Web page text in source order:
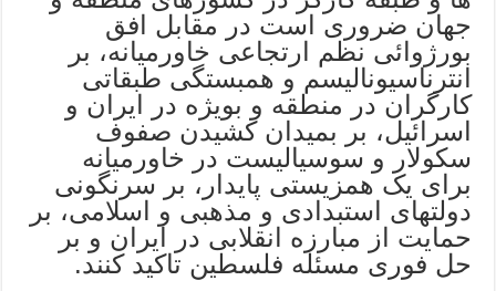
جهان ضروری است در مقابل افق
بورژوائی نظم ارتجاعی خاورمیانه، بر
انترناسیونالیسم و همبستگی طبقاتی
کارگران در منطقه و بویژه در ایران و
اسرائیل، بر بمیدان کشیدن صفوف
سکولار و سوسیالیست در خاورمیانه
برای یک همزیستی پایدار، بر سرنگونی
دولتهای استبدادی و مذهبی و اسلامی، بر
حمایت از مبارزه انقلابی در ایران و بر
حل فوری مسئله فلسطین تاکید کنند.